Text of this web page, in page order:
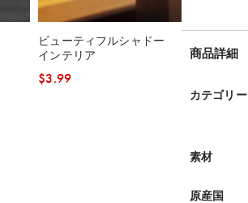
ビューティフルシャドー
インテリア
$‌3.99
商品詳細
カテゴリー
素材
原産国